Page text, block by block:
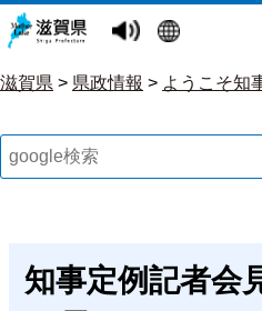
滋賀県 > 県政情報 > ようこそ知
知事定例記者会